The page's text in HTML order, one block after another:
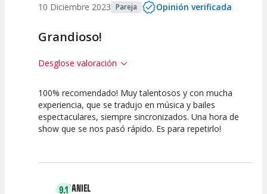
10 Diciembre 2023 Pareja Opinión verificada
Grandioso!
Desglose valoración
10
Calidad del
Espectáculo
10
Puesta en
Escena
10
Interpretación
artística
100% recomendado! Muy talentosos y con mucha
experiencia, que se tradujo en música y bailes
espectaculares, siempre sincronizados. Una hora de
show que se nos pasó rápido. Es para repetirlo!
9.1DANIEL